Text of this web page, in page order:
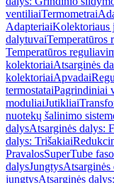
ventiliaiTermometrai
AdapteriaiKolektoriaus
dalytuvaiTemperatūros
Temperatūros
kolektoriaiAtsarginės
kolektoriaiApvadai
termostataiPagrindiniai
moduliaiJutikliai
nuotekų šalinimo
dalysAtsarginės dalys:
dalys: Trišakiai
PravalosSuperTube
dalysJungtysAtsarginės
jungtysAtsarginės